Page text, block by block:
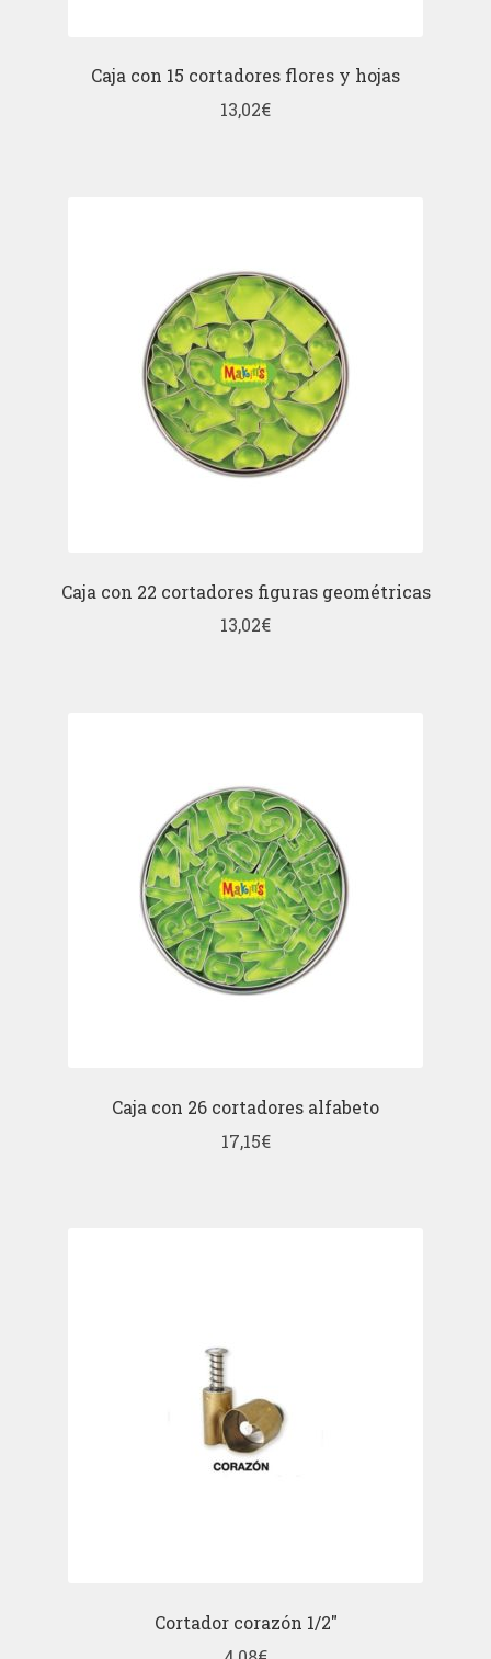
Caja con 15 cortadores flores y hojas
13,02€
Caja con 22 cortadores figuras geométricas
13,02€
Caja con 26 cortadores alfabeto
17,15€
Cortador corazón 1/2″